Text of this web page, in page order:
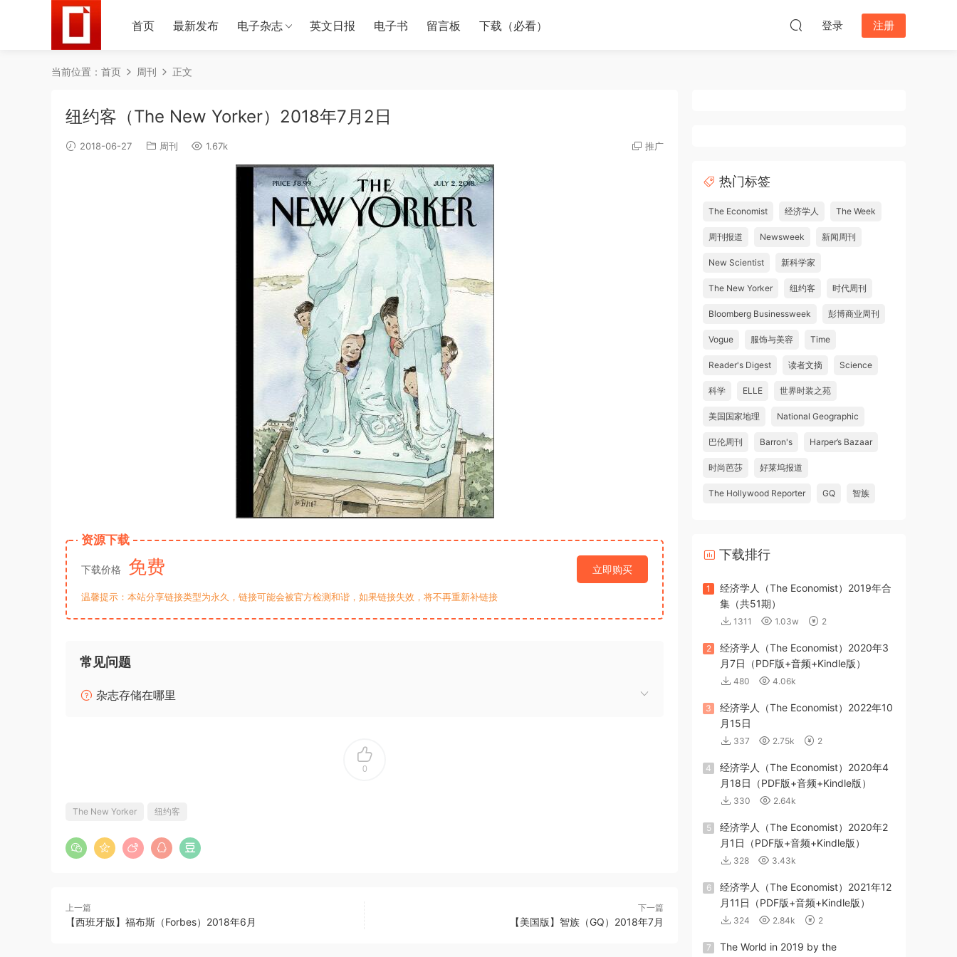
首页 最新发布 电子杂志 英文日报 电子书 留言板 下载（必看） 登录 注册
当前位置： 首页 周刊 正文
纽约客（The New Yorker）2018年7月2日
2018-06-27 周刊 1.67k 推广
资源下载
下载价格 免费 立即购买
温馨提示：本站分享链接类型为永久，链接可能会被官方检测和谐，如果链接失效，将不再重新补链接
常见问题
杂志存储在哪里
0
The New Yorker 纽约客
上一篇
【西班牙版】福布斯（Forbes）2018年6月
下一篇
【美国版】智族（GQ）2018年7月
热门标签
The Economist 经济学人 The Week
周刊报道 Newsweek 新闻周刊
New Scientist 新科学家
The New Yorker 纽约客 时代周刊
Bloomberg Businessweek 彭博商业周刊
Vogue 服饰与美容 Time
Reader's Digest 读者文摘 Science
科学 ELLE 世界时装之苑
美国国家地理 National Geographic
巴伦周刊 Barron's Harper’s Bazaar
时尚芭莎 好莱坞报道
The Hollywood Reporter GQ 智族
下载排行
1
经济学人（The Economist）2019年合
集（共51期）
1311 1.03w 2
2
经济学人（The Economist）2020年3
月7日（PDF版+音频+Kindle版）
480 4.06k
3
经济学人（The Economist）2022年10
月15日
337 2.75k 2
4
经济学人（The Economist）2020年4
月18日（PDF版+音频+Kindle版）
330 2.64k
5
经济学人（The Economist）2020年2
月1日（PDF版+音频+Kindle版）
328 3.43k
6
经济学人（The Economist）2021年12
月11日（PDF版+音频+Kindle版）
324 2.84k 2
7
The World in 2019 by the